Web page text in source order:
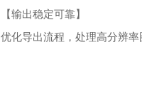
【输出稳定可靠】
优化导出流程，处理高分辨